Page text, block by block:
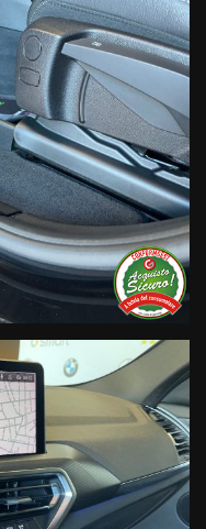
*
dati per finalità di
con terze parti